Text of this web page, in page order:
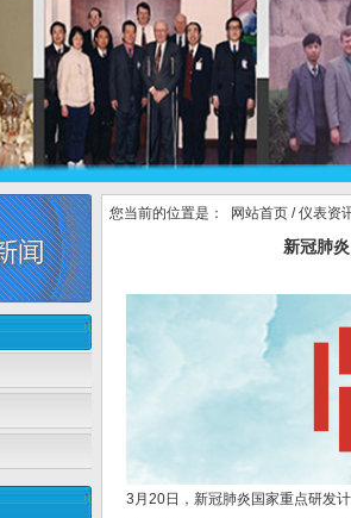
您当前的位置是： 网站首页 /仪表资
新冠肺
3月20日，新冠肺炎国家重点研发